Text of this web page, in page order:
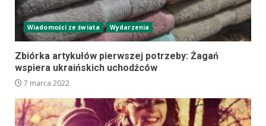
Wiadomości ze świata Wydarzenia
Zbiórka artykułów pierwszej potrzeby: Żagań
wspiera ukraińskich uchodźców
7 marca 2022